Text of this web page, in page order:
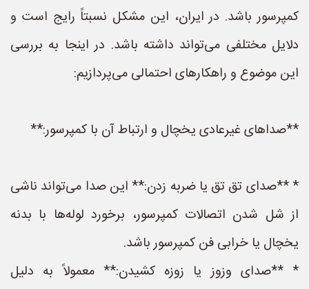
کمپرسور باشد. در ایران، این مشکل نسبتاً رایج است و
دلایل مختلفی می‌تواند داشته باشد. در اینجا به بررسی
این موضوع و راهکارهای احتمالی می‌پردازیم:
**صداهای غیرعادی یخچال و ارتباط آن با کمپرسور:**
* **صدای تق تق یا ضربه زدن:** این صدا می‌تواند ناشی
از شل شدن اتصالات کمپرسور، برخورد لوله‌ها با بدنه
یخچال یا خرابی فن کمپرسور باشد.
* **صدای وزوز یا زوزه کشیدن:** معمولاً به دلیل